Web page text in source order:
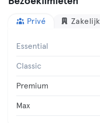
Privé Zakelijk
Essential
Classic
Premium
Max